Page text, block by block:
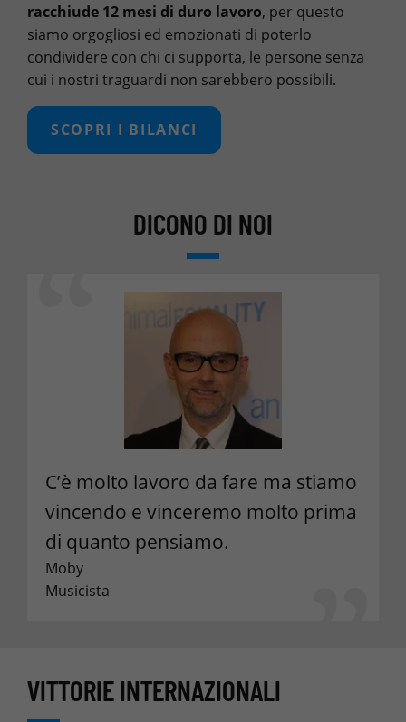
racchiude 12 mesi di duro lavoro, per questo
siamo orgogliosi ed emozionati di poterlo
condividere con chi ci supporta, le persone senza
cui i nostri traguardi non sarebbero possibili.
SCOPRI I BILANCI
DICONO DI NOI
C’è molto lavoro da fare ma stiamo
vincendo e vinceremo molto prima
di quanto pensiamo.
Moby
Musicista
VITTORIE INTERNAZIONALI